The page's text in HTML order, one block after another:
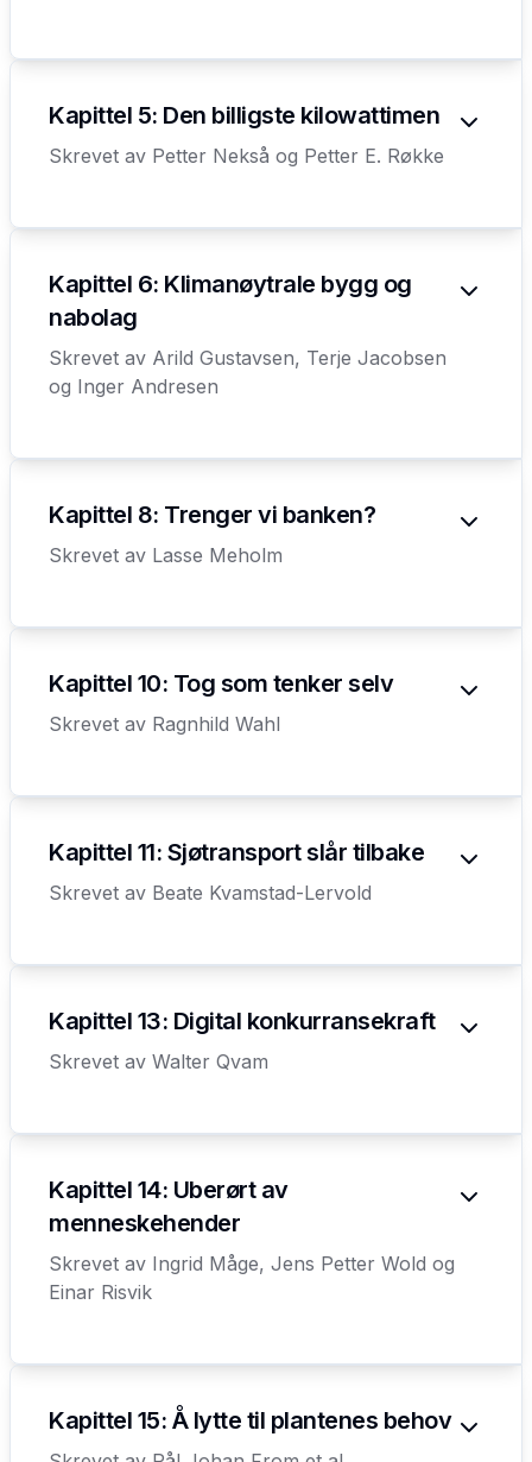
Kapittel 5: Den billigste kilowattimen
Skrevet av Petter Nekså og Petter E. Røkke
Kapittel 6: Klimanøytrale bygg og
nabolag
Skrevet av Arild Gustavsen, Terje Jacobsen
og Inger Andresen
Kapittel 8: Trenger vi banken?
Skrevet av Lasse Meholm
Kapittel 10: Tog som tenker selv
Skrevet av Ragnhild Wahl
Kapittel 11: Sjøtransport slår tilbake
Skrevet av Beate Kvamstad-Lervold
Kapittel 13: Digital konkurransekraft
Skrevet av Walter Qvam
Kapittel 14: Uberørt av
menneskehender
Skrevet av Ingrid Måge, Jens Petter Wold og
Einar Risvik
Kapittel 15: Å lytte til plantenes behov